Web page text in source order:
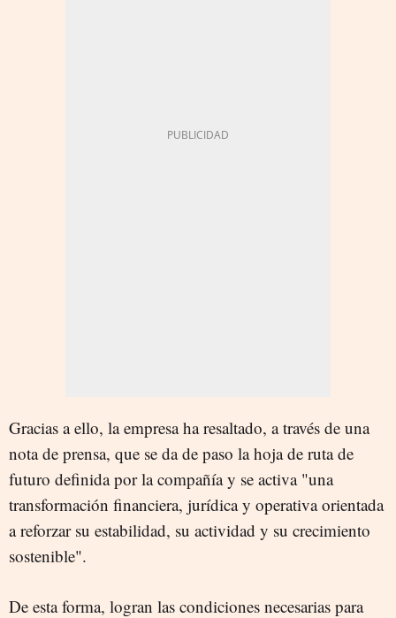
Gracias a ello, la empresa ha resaltado, a través de una
nota de prensa, que se da de paso la hoja de ruta de
futuro definida por la compañía y se activa "una
transformación financiera, jurídica y operativa orientada
a reforzar su estabilidad, su actividad y su crecimiento
sostenible".
De esta forma, logran las condiciones necesarias para